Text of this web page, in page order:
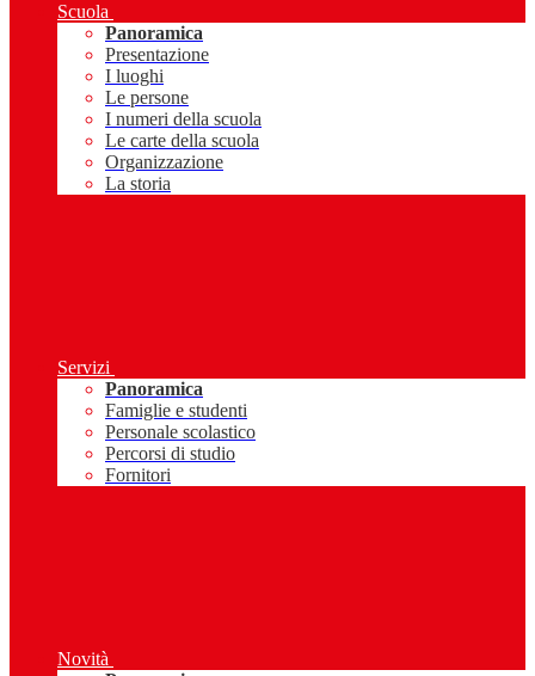
Scuola
Panoramica
Presentazione
I luoghi
Le persone
I numeri della scuola
Le carte della scuola
Organizzazione
La storia
Servizi
Panoramica
Famiglie e studenti
Personale scolastico
Percorsi di studio
Fornitori
Novità